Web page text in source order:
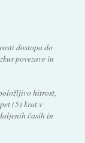
dostopa do
povezave in
hitrost,
(5) krat v
časih in